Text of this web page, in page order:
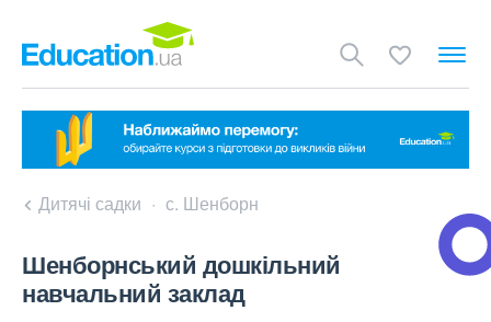
Дитячі садки с. Шенборн
Шенборнський дошкільний
навчальний заклад